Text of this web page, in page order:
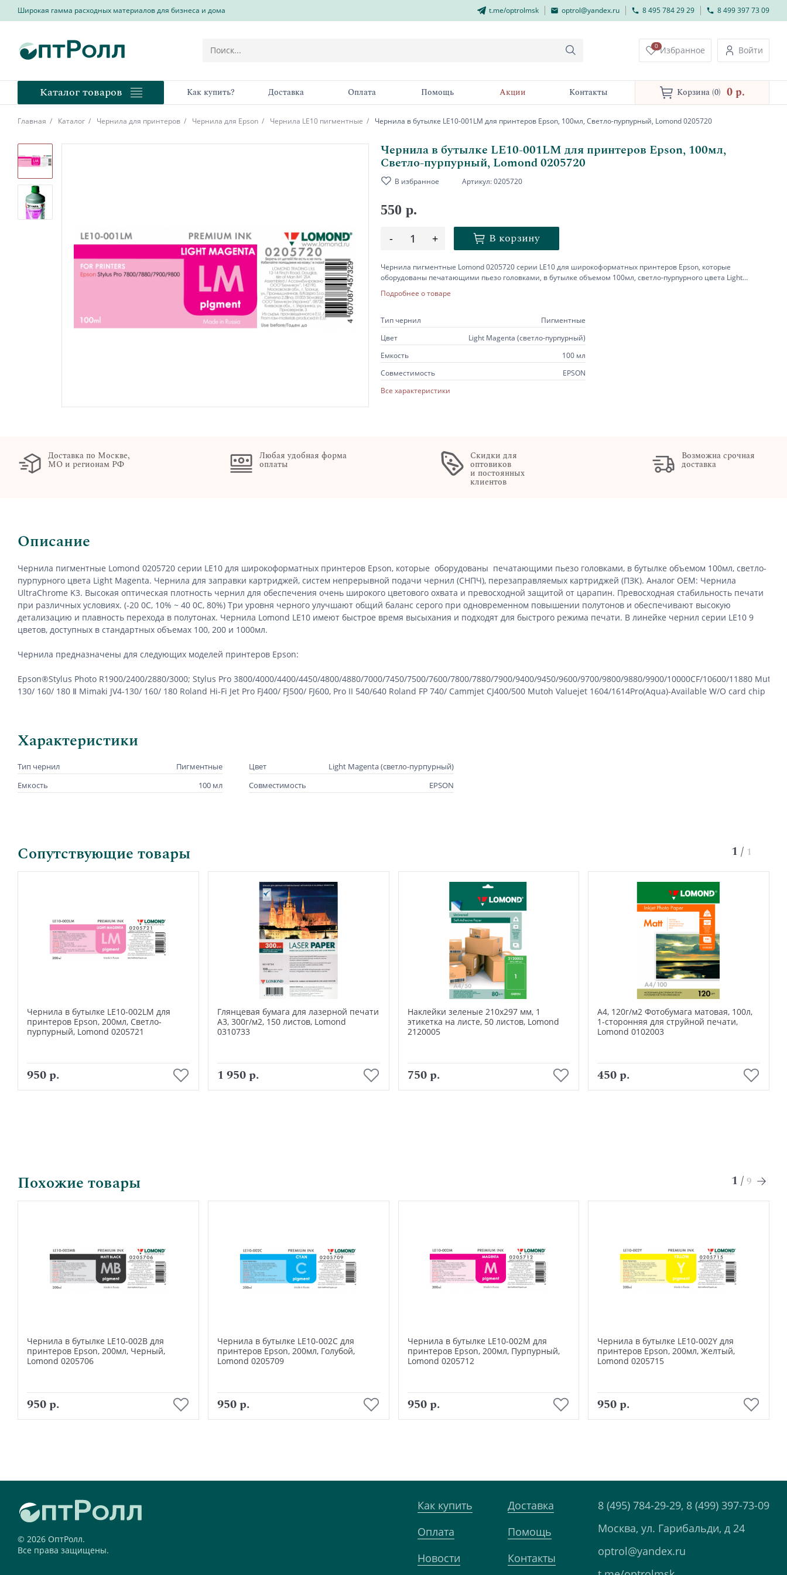
Широкая гамма расходных материалов для бизнеса и дома t.me/optrolmsk optrol@yandex.ru 8 495 784 29 29 8 499 397 73 09
0 Избранное Войти
Каталог товаров Как купить? Доставка Оплата Помощь Акции Контакты Корзина (0) 0 p.
Главная Каталог Чернила для принтеров Чернила для Epson Чернила LE10 пигментные Чернила в бутылке LE10-001LM для принтеров Epson, 100мл, Светло-пурпурный, Lomond 0205720
Чернила в бутылке LE10-001LM для принтеров Epson, 100мл,
Светло-пурпурный, Lomond 0205720
В избранное Артикул:0205720
550 р.
- 1 + В корзину
Чернила пигментные Lomond 0205720 серии LE10 для широкоформатных принтеров Epson, которые
оборудованы печатающими пьезо головками, в бутылке объемом 100мл, светло-пурпурного цвета Light
Подробнее о товаре
Тип чернил
Пигментные
Цвет
Light Magenta (светло-пурпурный)
Емкость
100 мл
Совместимость
EPSON
Все характеристики
Доставка по Москве,
МО и регионам РФ
Любая удобная форма
оплаты
Скидки для
оптовиков
и постоянных
клиентов
Возможна срочная
доставка
Описание
Чернила пигментные Lomond 0205720 серии LE10 для широкоформатных принтеров Epson, которые оборудованы печатающими пьезо головками, в бутылке объемом 100мл, светло-
пурпурного цвета Light Magenta. Чернила для заправки картриджей, систем непрерывной подачи чернил (СНПЧ), перезаправляемых картриджей (ПЗК). Аналог OEM: Чернила
UltraChrome K3. Высокая оптическая плотность чернил для обеспечения очень широкого цветового охвата и превосходной защитой от царапин. Превосходная стабильность печати
при различных условиях. (-20 0С, 10% ~ 40 0С, 80%) Три уровня черного улучшают общий баланс серого при одновременном повышении полутонов и обеспечивают высокую
детализацию и плавность перехода в полутонах. Чернила Lomond LE10 имеют быстрое время высыхания и подходят для быстрого режима печати. В линейке чернил серии LE10 9
цветов, доступных в стандартных объемах 100, 200 и 1000мл.
Чернила предназначены для следующих моделей принтеров Epson:
Epson®Stylus Photo R1900/2400/2880/3000; Stylus Pro 3800/4000/4400/4450/4800/4880/7000/7450/7500/7600/7800/7880/7900/9400/9450/9600/9700/9800/9880/9900/10000CF/10600/11880 Mutoh
130/ 160/ 180 Ⅱ Mimaki JV4-130/ 160/ 180 Roland Hi-Fi Jet Pro FJ400/ FJ500/ FJ600, Pro II 540/640 Roland FP 740/ Cammjet CJ400/500 Mutoh Valuejet 1604/1614Pro(Aqua)-Available W/O card chip
Характеристики
Тип чернил Пигментные Цвет
Light Magenta (светло-пурпурный)
Емкость
100 мл Совместимость EPSON
Сопутствующие товары 1 / 1
Чернила в бутылке LE10-002LM для
принтеров Epson, 200мл, Светло-
пурпурный, Lomond 0205721
950 р.
Глянцевая бумага для лазерной печати
А3, 300г/м2, 150 листов, Lomond
0310733
1 950 р.
Наклейки зеленые 210х297 мм, 1
этикетка на листе, 50 листов, Lomond
2120005
750 р.
А4, 120г/м2 Фотобумага матовая, 100л,
1-сторонняя для струйной печати,
Lomond 0102003
450 р.
Похожие товары 1 / 9
Чернила в бутылке LE10-002B для
принтеров Epson, 200мл, Черный,
Lomond 0205706
950 р.
Чернила в бутылке LE10-002C для
принтеров Epson, 200мл, Голубой,
Lomond 0205709
950 р.
Чернила в бутылке LE10-002М для
принтеров Epson, 200мл, Пурпурный,
Lomond 0205712
950 р.
Чернила в бутылке LE10-002Y для
принтеров Epson, 200мл, Желтый,
Lomond 0205715
950 р.
© 2026 ОптРолл.
Все права защищены.
Как купить
Доставка
Оплата
Помощь
Новости
Контакты
8 (495) 784-29-29, 8 (499) 397-73-09
Москва, ул. Гарибальди, д 24
optrol@yandex.ru